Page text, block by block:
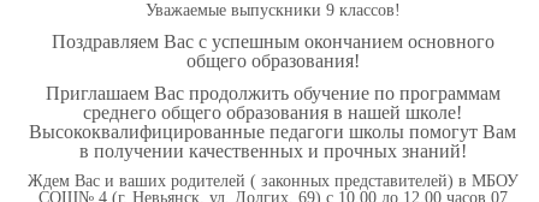
Уважаемые выпускники 9 классов!
Поздравляем Вас с успешным окончанием основного
общего образования!
Приглашаем Вас продолжить обучение по программам
среднего общего образования в нашей школе!
Высококвалифицированные педагоги школы помогут Вам
в получении качественных и прочных знаний!
Ждем Вас и ваших родителей ( законных представителей) в МБОУ
СОШ№ 4 (г. Невьянск, ул. Долгих, 69) с 10.00 до 12.00 часов 07